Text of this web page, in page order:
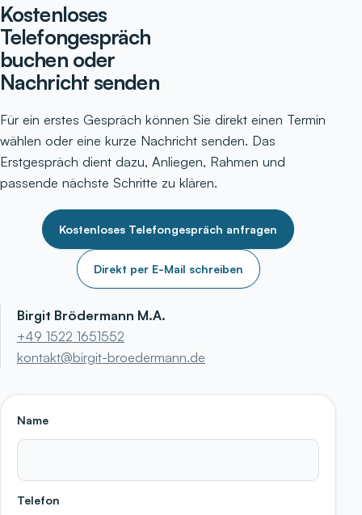
Kostenloses
Telefongespräch
buchen oder
Nachricht senden
Für ein erstes Gespräch können Sie direkt einen Termin
wählen oder eine kurze Nachricht senden. Das
Erstgespräch dient dazu, Anliegen, Rahmen und
passende nächste Schritte zu klären.
Kostenloses Telefongespräch anfragen
Direkt per E-Mail schreiben
Birgit Brödermann M.A.
+49 1522 1651552
kontakt@birgit-broedermann.de
Name
Telefon